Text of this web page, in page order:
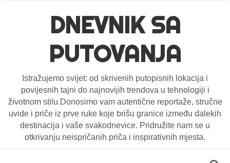
DNEVNIK SA
PUTOVANJA
Istražujemo svijet: od skrivenih putopisnih lokacija i
povijesnih tajni do najnovijih trendova u tehnologiji i
životnom stilu.Donosimo vam autentične reportaže, stručne
uvide i priče iz prve ruke koje brišu granice između dalekih
destinacija i vaše svakodnevice. Pridružite nam se u
otkrivanju neispričanih priča i inspirativnih mjesta.